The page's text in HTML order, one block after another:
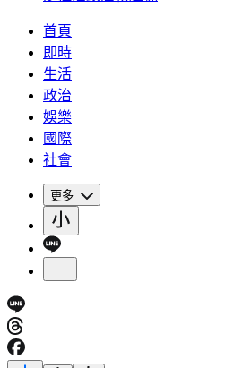
首頁
即時
生活
政治
娛樂
國際
社會
更多